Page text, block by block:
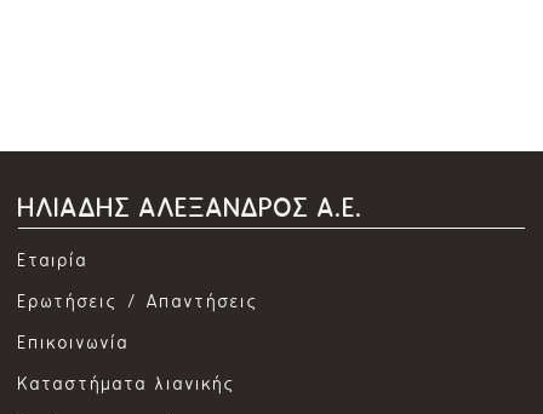
ΗΛΙΑΔΗΣ ΑΛΕΞΑΝΔΡΟΣ Α.Ε.
Εταιρία
Ερωτήσεις / Απαντήσεις
Επικοινωνία
Καταστήματα λιανικής